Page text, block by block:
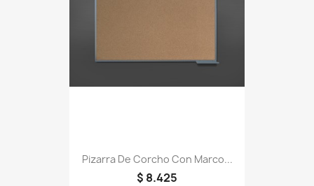
Pizarra De Corcho Con Marco...
$ 8.425